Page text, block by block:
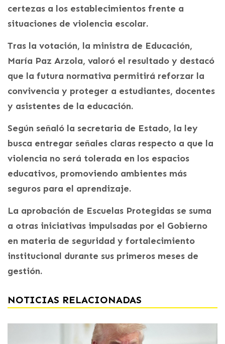
certezas a los establecimientos frente a
situaciones de violencia escolar.
Tras la votación, la ministra de Educación,
María Paz Arzola, valoró el resultado y destacó
que la futura normativa permitirá reforzar la
convivencia y proteger a estudiantes, docentes
y asistentes de la educación.
Según señaló la secretaria de Estado, la ley
busca entregar señales claras respecto a que la
violencia no será tolerada en los espacios
educativos, promoviendo ambientes más
seguros para el aprendizaje.
La aprobación de Escuelas Protegidas se suma
a otras iniciativas impulsadas por el Gobierno
en materia de seguridad y fortalecimiento
institucional durante sus primeros meses de
gestión.
NOTICIAS RELACIONADAS